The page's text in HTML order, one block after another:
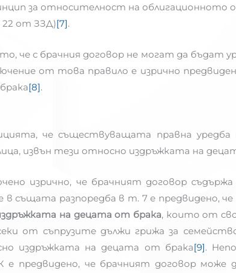
за относителност на облигационното
22 от ЗЗД)[7].
че с брачния договор не могат да бъдат
от това правило е изрично
[8].
че съществуващата правна
извън тези относно издръжката на
изрично, че брачният договор
същата разпоредба в т. 7 е предвидено,
на децата от брака, които от
от съпрузите дължи грижа за
издръжката на децата от брака[9].
предвидено, че брачният договор може